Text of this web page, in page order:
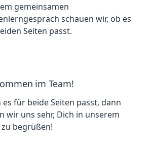
gemeinsamen
schauen wir, ob es
Seiten passt.
im Team!
es für beide Seiten passt, dann
wir uns sehr, Dich in unserem
zu begrüßen!